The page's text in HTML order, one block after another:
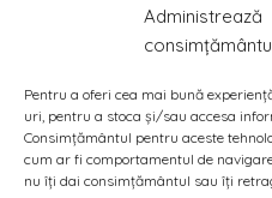
Administrează
Pentru a oferi cea mai bună
uri, pentru a stoca și/sau accesa
Consimțământul pentru aceste
cum ar fi comportamentul de
nu îți dai consimțământul sau îți